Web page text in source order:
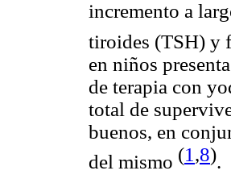
incremento a
tiroides (TSH) y
en niños
de terapia con
total de
buenos, en
del mismo (1 ,8).